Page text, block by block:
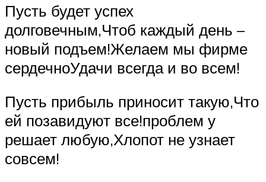
Пусть будет успех
долговечным,Чтоб каждый день –
новый подъем!Желаем мы фирме
сердечноУдачи всегда и во всем!
Пусть прибыль приносит такую,Что
ей позавидуют все!проблем у
решает любую,Хлопот не узнает
совсем!